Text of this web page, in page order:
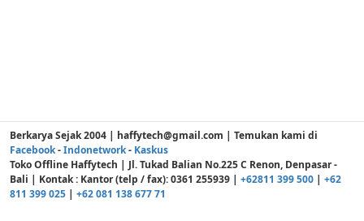
Berkarya Sejak 2004 | haffytech@gmail.com | Temukan kami di
Facebook-Indonetwork- Kaskus
Toko Offline Haffytech | Jl. Tukad Balian No.225 C Renon, Denpasar -
Bali | Kontak : Kantor (telp / fax): 0361 255939 | +62811 399 500 | +62
811 399 025 | +62 081 138 677 71